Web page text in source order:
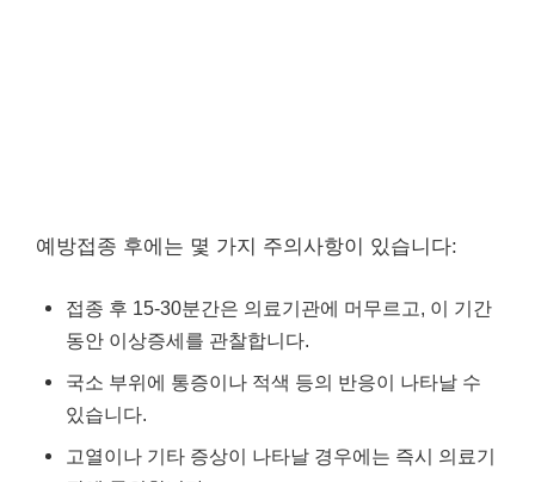
예방접종 후에는 몇 가지 주의사항이 있습니다:
접종 후 15-30분간은 의료기관에 머무르고, 이 기간
동안 이상증세를 관찰합니다.
국소 부위에 통증이나 적색 등의 반응이 나타날 수
있습니다.
고열이나 기타 증상이 나타날 경우에는 즉시 의료기